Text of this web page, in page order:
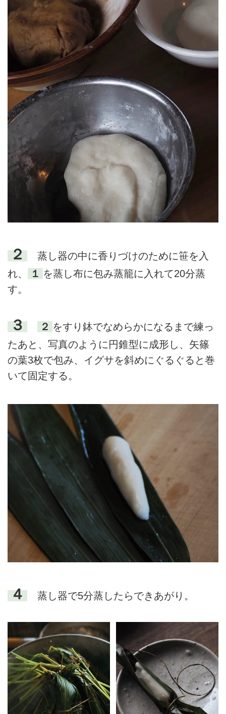
２
蒸し器の中に香りづけのために笹を入
れ、
１ を蒸し布に包み蒸籠に入れて20分蒸
す。
３ ２ をすり鉢でなめらかになるまで練っ
たあと、写真のように円錐型に成形し、矢篠
の葉3枚で包み、イグサを斜めにぐるぐると巻
いて固定する。
４ 蒸し器で5分蒸したらできあがり。